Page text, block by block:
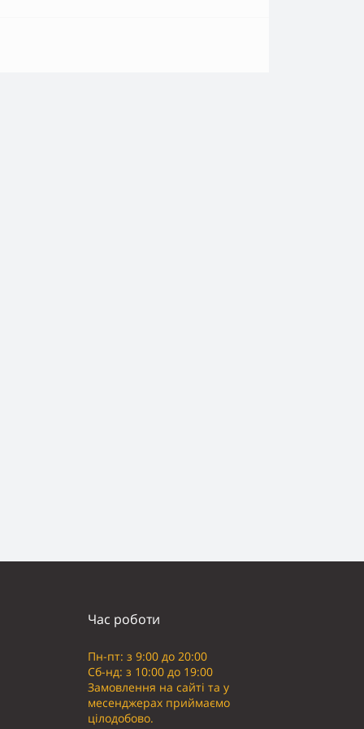
Час роботи
Пн-пт: з 9:00 до 20:00
Сб-нд: з 10:00 до 19:00
Замовлення на сайті та у
месенджерах приймаємо
цілодобово.